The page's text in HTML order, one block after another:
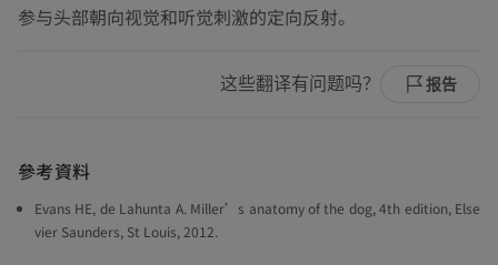
参与头部朝向视觉和听觉刺激的定向反射。
这些翻译有问题吗？ 报告
參考資料
Evans HE, de Lahunta A. Miller’s anatomy of the dog, 4th edition, Else
vier Saunders, St Louis, 2012.